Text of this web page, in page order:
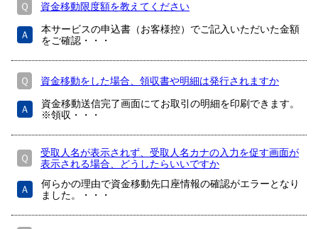
Ｑ 資金移動限度額を教えてください
Ａ
本サービスの申込書（お客様控）でご記入いただいた金額
をご確認・・・
Ｑ 資金移動をした場合、領収書や明細は発行されますか
Ａ
資金移動送信完了画面にてお取引の明細を印刷できます。
※領収・・・
Ｑ
受取人名が表示されず、受取人名カナの入力を促す画面が
表示される場合、どうしたらいいですか
Ａ
何らかの理由で資金移動先口座情報の確認がエラーとなり
ました。・・・